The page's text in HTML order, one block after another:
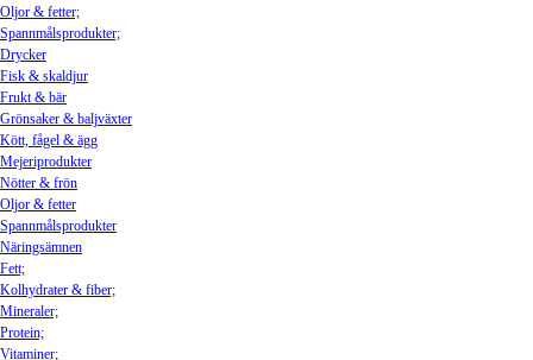
Oljor & fetter;
Spannmålsprodukter;
Drycker
Fisk & skaldjur
Frukt & bär
Grönsaker & baljväxter
Kött, fågel & ägg
Mejeriprodukter
Nötter & frön
Oljor & fetter
Spannmålsprodukter
Näringsämnen
Fett;
Kolhydrater & fiber;
Mineraler;
Protein;
Vitaminer;